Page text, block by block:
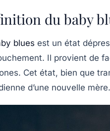
du baby
blues est un état
Il provient de
Cet état, bien que
d’une nouvelle mère.